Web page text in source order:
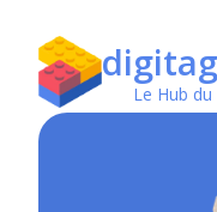
Le Hub du